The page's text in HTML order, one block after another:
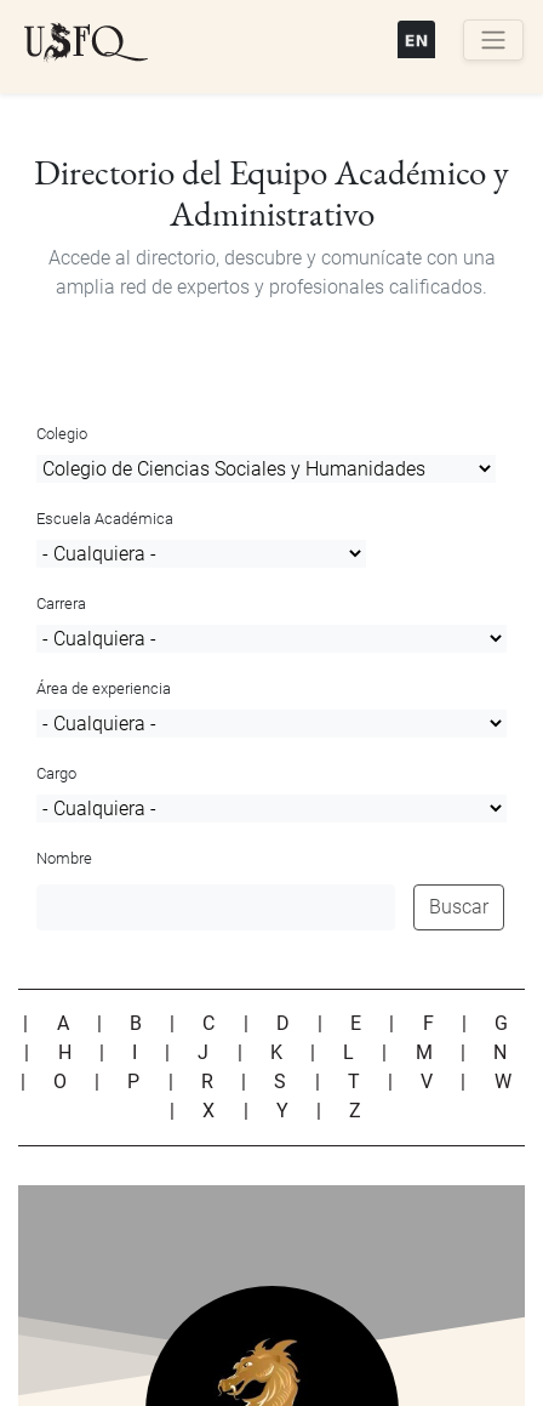
Directorio del Equipo Académico y
Administrativo
Accede al directorio, descubre y comunícate con una
amplia red de expertos y profesionales calificados.
Colegio
Escuela Académica
Carrera
Área de experiencia
Cargo
Nombre
Buscar
| A | B | C | D | E | F | G
| H | I |J | K | L | M | N
| O | P | R |S | T |V | W
|X | Y |Z